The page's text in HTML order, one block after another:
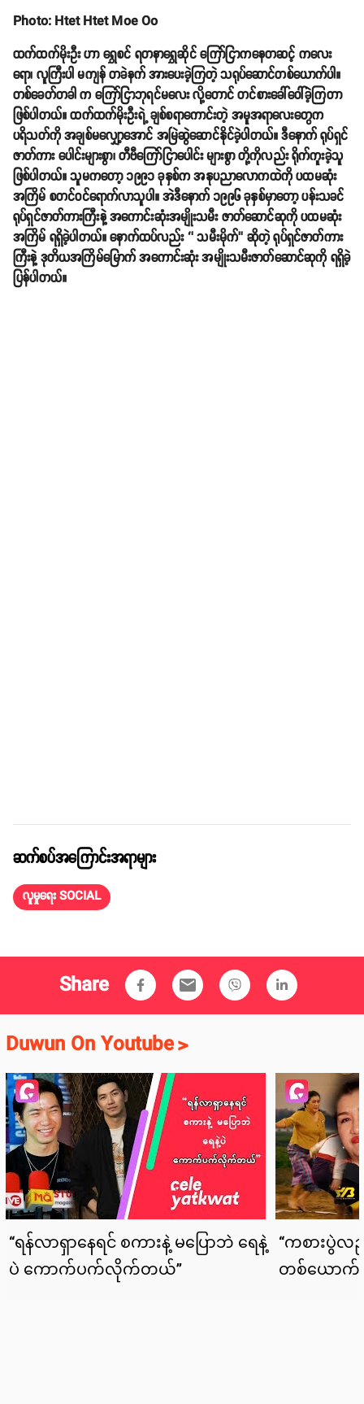
Photo: Htet Htet Moe Oo
ထက်ထက်မိုးဦး ဟာ ရွှေစင် ရတနာရွှေဆိုင် ကြော်ငြာကနေတဆင့် ကလေး
ရော၊ လူကြီးပါ မကျန် တခဲနက် အားပေးခဲ့ကြတဲ့ သရုပ်ဆောင်တစ်ယောက်ပါ။
တစ်ခေတ်တခါ က ကြော်ငြာဘုရင်မလေး လို့တောင် တင်စားခေါ်ဝေါ်ခဲ့ကြတာ
ဖြစ်ပါတယ်။ ထက်ထက်မိုးဦးရဲ့ ချစ်စရာကောင်းတဲ့ အမူအရာလေးတွေက
ပရိသတ်ကို အချစ်မလျှော့အောင် အမြဲဆွဲဆောင်နိုင်ခဲ့ပါတယ်။ ဒီနောက် ရုပ်ရှင်
ဇာတ်ကား ပေါင်းများစွာ၊ တီဗီကြော်ငြာပေါင်း များစွာ တို့ကိုလည်း ရိုက်ကူးခဲ့သူ
ဖြစ်ပါတယ်။ သူမကတော့ ၁၉၉၁ ခုနှစ်က အနုပညာလောကထဲကို ပထမဆုံး
အကြိမ် စတင်ဝင်ရောက်လာသူပါ။ အဲဒီနောက် ၁၉၉၆ ခုနှစ်မှာတော့ ပန်းသခင်
ရုပ်ရှင်ဇာတ်ကားကြီးနဲ့ အကောင်းဆုံးအမျိုးသမီး ဇာတ်ဆောင်ဆုကို ပထမဆုံး
အကြိမ် ရရှိခဲ့ပါတယ်။ နောက်ထပ်လည်း ‘’ သမီးမိုက်’’ ဆိုတဲ့ ရုပ်ရှင်ဇာတ်ကား
ကြီးနဲ့ ဒုတိယအကြိမ်မြောက် အကောင်းဆုံး အမျိုးသမီးဇာတ်ဆောင်ဆုကို ရရှိခဲ့
ပြန်ပါတယ်။
ဆက်စပ်အကြောင်းအရာများ
လူမှုရေး SOCIAL
Share email
Duwun On Youtube>